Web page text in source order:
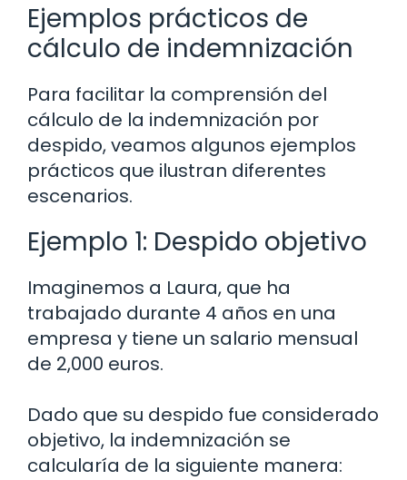
Ejemplos prácticos de
cálculo de indemnización
Para facilitar la comprensión del
cálculo de la indemnización por
despido, veamos algunos ejemplos
prácticos que ilustran diferentes
escenarios.
Ejemplo 1: Despido objetivo
Imaginemos a Laura, que ha
trabajado durante 4 años en una
empresa y tiene un salario mensual
de 2,000 euros.
Dado que su despido fue considerado
objetivo, la indemnización se
calcularía de la siguiente manera: